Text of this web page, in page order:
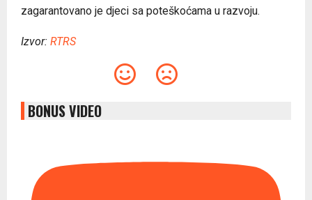
zagarantovano je djeci sa poteškoćama u razvoju.
Izvor: RTRS
BONUS VIDEO